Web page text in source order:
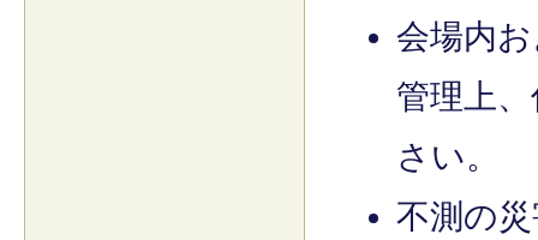
会場内
管理上
さい。
不測の